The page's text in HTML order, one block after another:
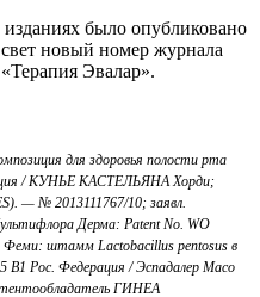
было опубликовано
новый номер журнала
Эвалар».
для здоровья полости рта
/ КУНЬЕ КАСТЕЛЬЯНА Хорди;
— № 2013111767/10; заявл.
Дерма: Patent No. WO
Феми: штамм Lactobacillus pentosus в
Рос. Федерация / Эспадалер Масо
ГИНЕА